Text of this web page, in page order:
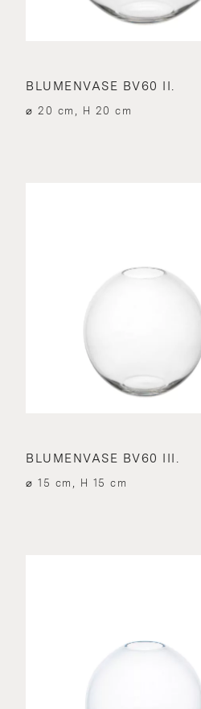
BLUMENVASE BV60 II.
⌀ 20 cm, H 20 cm
BLUMENVASE BV60 III.
⌀ 15 cm, H 15 cm